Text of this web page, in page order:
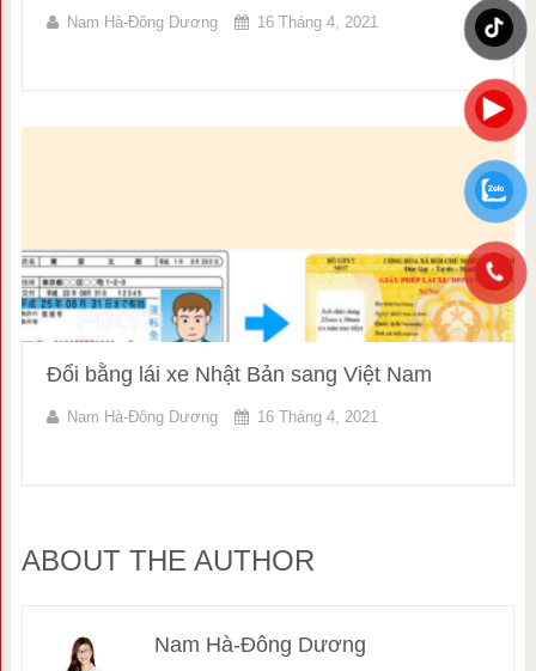
Nam Hà-Đông Dương 16 Tháng 4, 2021
Đổi bằng lái xe Nhật Bản sang Việt Nam
Nam Hà-Đông Dương 16 Tháng 4, 2021
ABOUT THE AUTHOR
Nam Hà-Đông Dương